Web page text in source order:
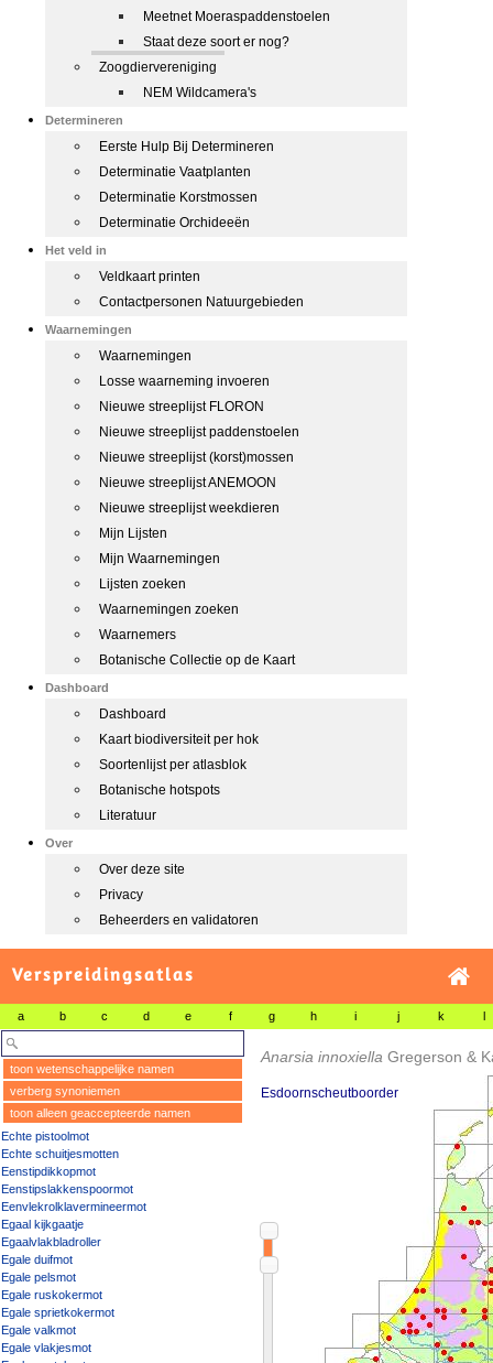
Meetnet Moeraspaddenstoelen
Staat deze soort er nog?
Zoogdiervereniging
NEM Wildcamera's
Determineren
Eerste Hulp Bij Determineren
Determinatie Vaatplanten
Determinatie Korstmossen
Determinatie Orchideeën
Het veld in
Veldkaart printen
Contactpersonen Natuurgebieden
Waarnemingen
Waarnemingen
Losse waarneming invoeren
Nieuwe streeplijst FLORON
Nieuwe streeplijst paddenstoelen
Nieuwe streeplijst (korst)mossen
Nieuwe streeplijst ANEMOON
Nieuwe streeplijst weekdieren
Mijn Lijsten
Mijn Waarnemingen
Lijsten zoeken
Waarnemingen zoeken
Waarnemers
Botanische Collectie op de Kaart
Dashboard
Dashboard
Kaart biodiversiteit per hok
Soortenlijst per atlasblok
Botanische hotspots
Literatuur
Over
Over deze site
Privacy
Beheerders en validatoren
Verspreidingsatlas
a b c d e f g h i j k l
toon wetenschappelijke namen
verberg synoniemen
toon alleen geaccepteerde namen
Echte pistoolmot
Echte schuitjesmotten
Eenstipdikkopmot
Eenstipslakkenspoormot
Eenvlekrolklavermineermot
Egaal kijkgaatje
Egaalvlakbladroller
Egale duifmot
Egale pelsmot
Egale ruskokermot
Egale sprietkokermot
Egale valkmot
Egale vlakjesmot
Anarsia innoxiella Gregerson &
Esdoornscheutboorder